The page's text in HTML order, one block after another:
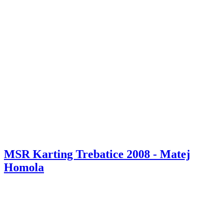
MSR Karting Trebatice 2008 - Matej
Homola